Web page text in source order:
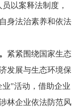
以案释法制度，
身法治素养和依法
紧紧围绕国家生态
发展与生态环境保
"活动，借助企业
林企业依法防范风